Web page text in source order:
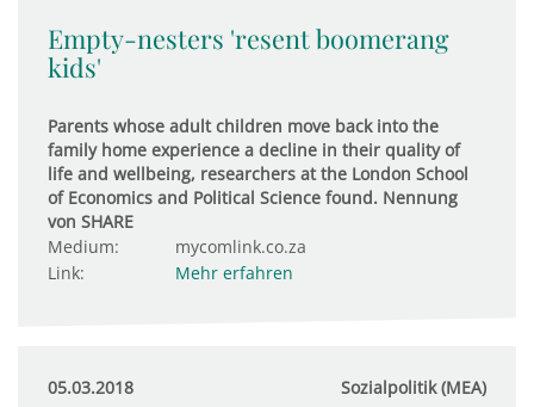
Empty-nesters 'resent boomerang
kids'
Parents whose adult children move back into the
family home experience a decline in their quality of
life and wellbeing, researchers at the London School
of Economics and Political Science found. Nennung
von SHARE
Medium:
mycomlink.co.za
Link:
Mehr erfahren
05.03.2018 Sozialpolitik (MEA)